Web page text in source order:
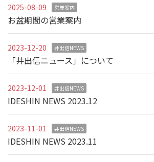
2025-08-09 営業案内
お盆期間の営業案内
2023-12-20 井出信NEWS
「井出信ニュース」について
2023-12-01 井出信NEWS
IDESHIN NEWS 2023.12
2023-11-01 井出信NEWS
IDESHIN NEWS 2023.11